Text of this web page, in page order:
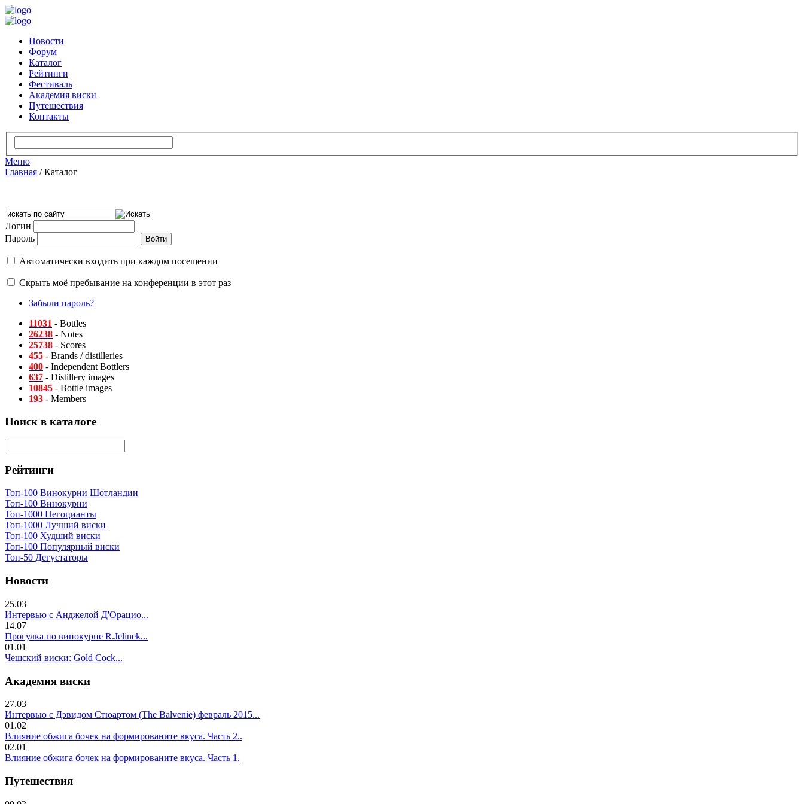
Новости
Форум
Каталог
Рейтинги
Фестиваль
Академия виски
Путешествия
Контакты
Меню
Главная /Каталог
Логин
Пароль
Автоматически входить при каждом посещении
Скрыть моё пребывание на конференции в этот раз
Забыли пароль?
11031 - Bottles
26238 - Notes
25738 - Scores
455 - Brands / distilleries
400 - Independent Bottlers
637 - Distillery images
10845 - Bottle images
193 - Members
Поиск в каталоге
Рейтинги
Топ-100 Винокурни Шотландии
Топ-100 Винокурни
Топ-1000 Негоцианты
Топ-1000 Лучший виски
Топ-100 Худший виски
Топ-100 Популярный виски
Топ-50 Дегустаторы
Новости
25.03
Интервью с Анджелой Д'Орацио...
14.07
Прогулка по винокурне R.Jelinek...
01.01
Чешский виски: Gold Cock...
Академия виски
27.03
Интервью с Дэвидом Стюартом (The Balvenie) февраль 2015...
01.02
Влияние обжига бочек на формированите вкуса. Часть 2..
02.01
Влияние обжига бочек на формированите вкуса. Часть 1.
Путешествия